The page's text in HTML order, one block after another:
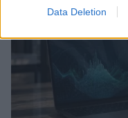
Data Deletion